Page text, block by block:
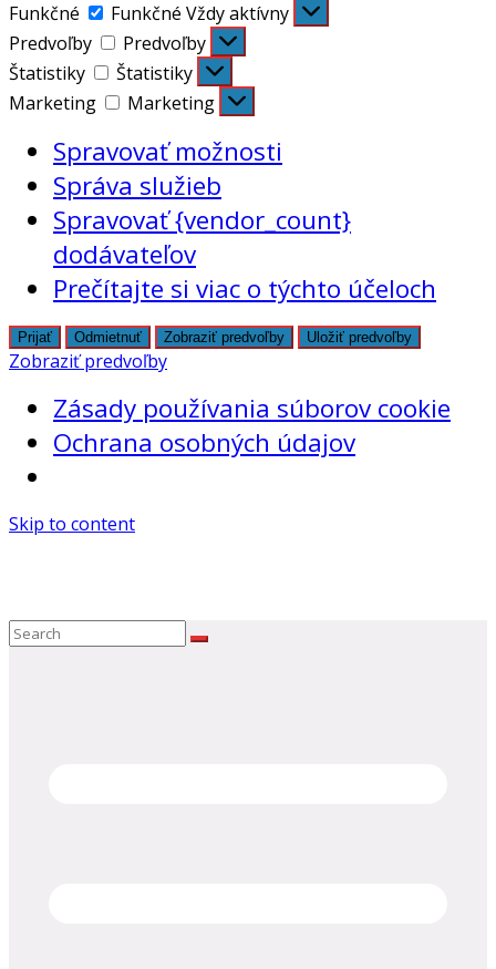
Funkčné
Funkčné Vždy aktívny
Predvoľby
Predvoľby
Štatistiky
Štatistiky
Marketing
Marketing
Spravovať možnosti
Správa služieb
Spravovať {vendor_count}
dodávateľov
Prečítajte si viac o týchto účeloch
Prijať Odmietnuť Zobraziť predvoľby Uložiť predvoľby
Zobraziť predvoľby
Zásady používania súborov cookie
Ochrana osobných údajov
Skip to content